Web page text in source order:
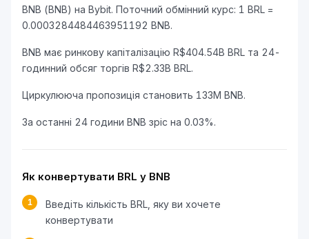
BNB (BNB) на Bybit. Поточний обмінний курс: 1 BRL =
0.0003284484463951192 BNB.
BNB має ринкову капіталізацію R$404.54B BRL та 24-
годинний обсяг торгів R$2.33B BRL.
Циркулююча пропозиція становить 133M BNB.
За останні 24 години BNB зріс на 0.03%.
Як конвертувати BRL у BNB
1
Введіть кількість BRL, яку ви хочете
конвертувати